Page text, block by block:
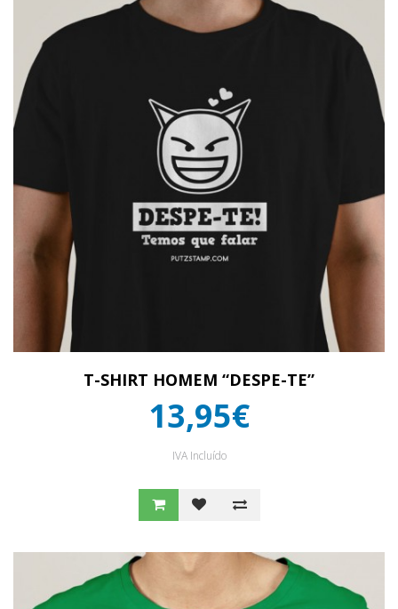
T-SHIRT HOMEM “DESPE-TE”
13,95€
IVA Incluído